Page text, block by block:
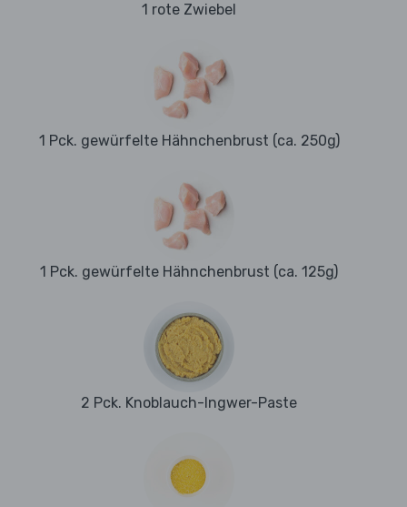
1 rote Zwiebel
1 Pck. gewürfelte Hähnchenbrust (ca. 250g)
1 Pck. gewürfelte Hähnchenbrust (ca. 125g)
2 Pck. Knoblauch-Ingwer-Paste